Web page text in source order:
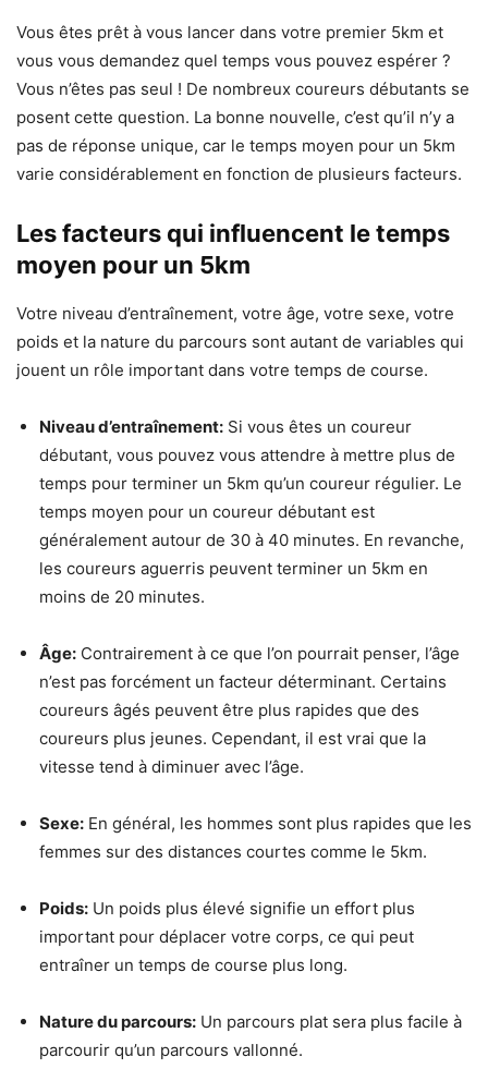
Vous êtes prêt à vous lancer dans votre premier 5km et
vous vous demandez quel temps vous pouvez espérer ?
Vous n’êtes pas seul ! De nombreux coureurs débutants se
posent cette question. La bonne nouvelle, c’est qu’il n’y a
pas de réponse unique, car le temps moyen pour un 5km
varie considérablement en fonction de plusieurs facteurs.
Les facteurs qui influencent le temps
moyen pour un 5km
Votre niveau d’entraînement, votre âge, votre sexe, votre
poids et la nature du parcours sont autant de variables qui
jouent un rôle important dans votre temps de course.
Niveau d’entraînement: Si vous êtes un coureur
débutant, vous pouvez vous attendre à mettre plus de
temps pour terminer un 5km qu’un coureur régulier. Le
temps moyen pour un coureur débutant est
généralement autour de 30 à 40 minutes. En revanche,
les coureurs aguerris peuvent terminer un 5km en
moins de 20 minutes.
Âge: Contrairement à ce que l’on pourrait penser, l’âge
n’est pas forcément un facteur déterminant. Certains
coureurs âgés peuvent être plus rapides que des
coureurs plus jeunes. Cependant, il est vrai que la
vitesse tend à diminuer avec l’âge.
Sexe: En général, les hommes sont plus rapides que les
femmes sur des distances courtes comme le 5km.
Poids: Un poids plus élevé signifie un effort plus
important pour déplacer votre corps, ce qui peut
entraîner un temps de course plus long.
Nature du parcours: Un parcours plat sera plus facile à
parcourir qu’un parcours vallonné.